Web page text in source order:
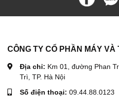
CÔNG TY CỔ PHẦN MÁY VÀ
Địa chỉ: Km 01, đường Phan
Trì, TP. Hà Nội
Số điện thoại: 09.44.88.0123